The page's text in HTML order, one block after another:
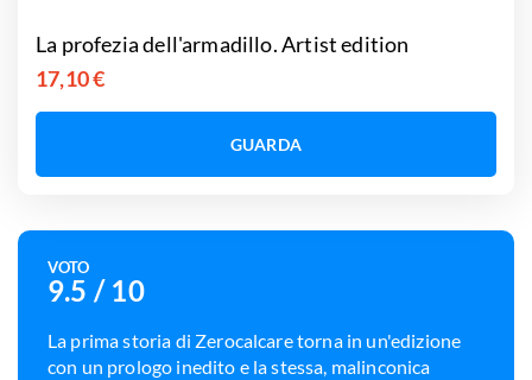
La profezia dell'armadillo. Artist edition
17,10 €
GUARDA
VOTO
9.5 / 10
La prima storia di Zerocalcare torna in un'edizione
con un prologo inedito e la stessa, malinconica